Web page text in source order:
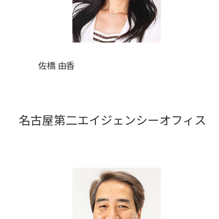
佐橋 由香
名古屋第二エイジェンシーオフィス